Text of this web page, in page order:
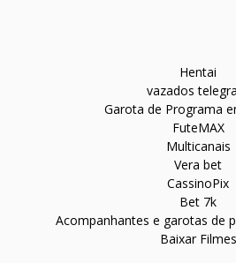
Hentai
vazados
Garota de Programa
FuteMAX
Multicanais
Vera bet
CassinoPix
Bet 7k
Acompanhantes e garotas de
Baixar Filmes